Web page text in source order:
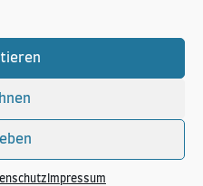
Impressum
2024